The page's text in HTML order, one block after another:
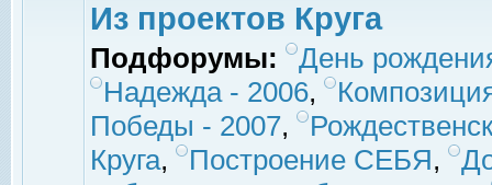
Из проектов Круга
Подфорумы:
День
Надежда - 2006,
Победы - 2007,
Круга, Построение СЕБЯ,